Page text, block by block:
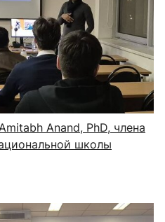
Anand, PhD, члена
школы